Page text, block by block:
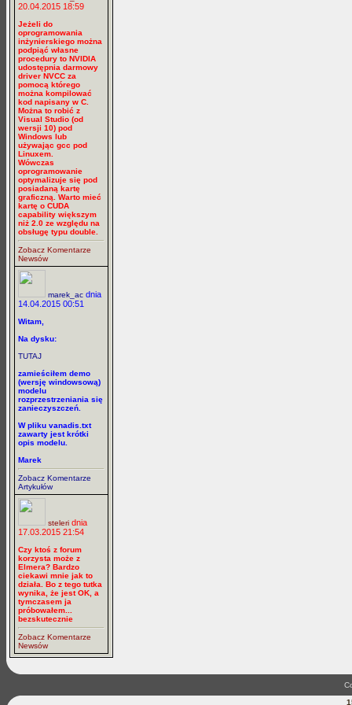
20.04.2015 18:59
Jeżeli do
oprogramowania
inżynierskiego można
podpiąć własne
procedury to NVIDIA
udostępnia darmowy
driver NVCC za
pomocą którego
można kompilować
kod napisany w C.
Można to robić z
Visual Studio (od
wersji 10) pod
Windows lub
używając gcc pod
Linuxem.
Wówczas
oprogramowanie
optymalizuje się pod
posiadaną kartę
graficzną. Warto mieć
kartę o CUDA
capability większym
niż 2.0 ze względu na
obsługę typu double.
Zobacz Komentarze
Newsów
marek_ac dnia
14.04.2015 00:51
Witam,
Na dysku:
TUTAJ
zamieściłem demo
(wersję windowsową)
modelu
rozprzestrzeniania się
zanieczyszczeń.
W pliku vanadis.txt
zawarty jest krótki
opis modelu.
Marek
Zobacz Komentarze
Artykułów
steleri dnia
17.03.2015 21:54
Czy ktoś z forum
korzysta może z
Elmera? Bardzo
ciekawi mnie jak to
działa. Bo z tego tutka
wynika, że jest OK, a
tymczasem ja
próbowałem...
bezskutecznie
Zobacz Komentarze
Newsów